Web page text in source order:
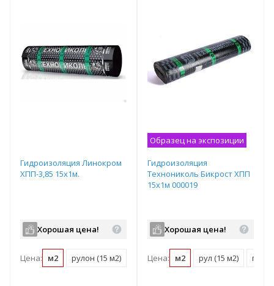
Гидроизоляция Линокром
ХПП-3,85 15х1м.
Хорошая цена!
Цена: м2 рулон (15 м2) поддон (300 м2)
Образец на экспозиции
Гидроизоляция
Технониколь Бикрост ХПП
15х1м 000019
Хорошая цена!
Цена: м2 рул (15 м2)